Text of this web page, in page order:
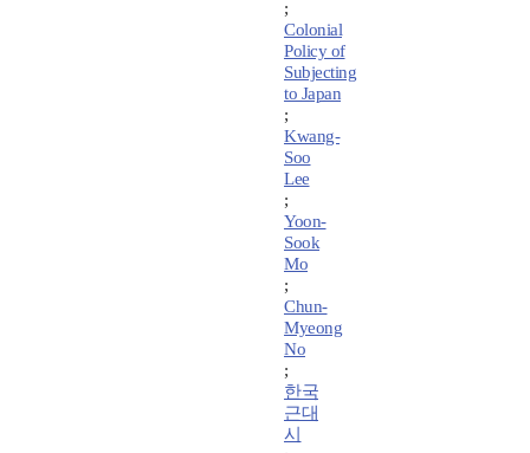
;
Colonial
Policy of
Subjecting
to Japan
;
Kwang-
Soo
Lee
;
Yoon-
Sook
Mo
;
Chun-
Myeong
No
;
한국
근대
시